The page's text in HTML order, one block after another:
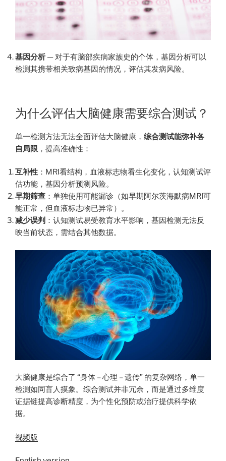
基因分析 — 对于有脑部疾病家族史的个体，基因分析可以
检测其携带相关致病基因的情况，评估其发病风险。
为什么评估大脑健康需要综合测试？
单一检测方法无法全面评估大脑健康， 综合测试能弥补各
自局限 ，提高准确性：
互补性 ：MRI看结构，血液标志物看生化变化，认知测试评
估功能，基因分析预测风险。
早期筛查 ：单独使用可能漏诊（如早期阿尔茨海默病MRI可
能正常，但血液标志物已异常）。
减少误判 ：认知测试易受教育水平影响，基因检测无法反
映当前状态，需结合其他数据。
大脑健康是综合了 “身体 – 心理 – 遗传” 的复杂网络，单一
检测如同盲人摸象。综合测试并非冗余，而是通过多维度
证据链提高诊断精度，为个性化预防或治疗提供科学依
据。
视频版